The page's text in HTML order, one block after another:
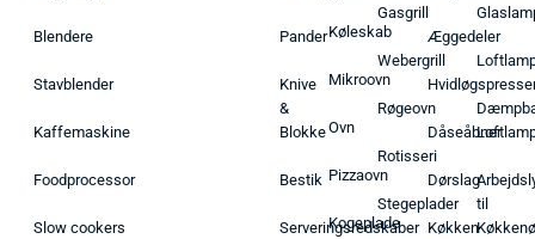
Blendere
Stavblender
Kaffemaskine
Foodprocessor
Slow cookers
Pander
Knive
&
Blokke
Bestik
Serveringsredskaber
Køleskab
Mikroovn
Ovn
Pizzaovn
Kogeplade
Gasgrill
Webergrill
Røgeovn
Rotisseri
Stegeplader
Æggedeler
Dåseåbner
Dørslag
Køkken
til